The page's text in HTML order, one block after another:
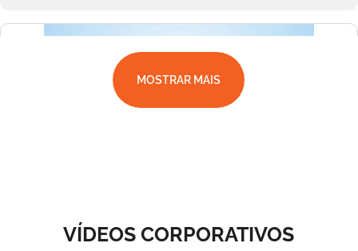
MOSTRAR MAIS
VÍDEOS CORPORATIVOS